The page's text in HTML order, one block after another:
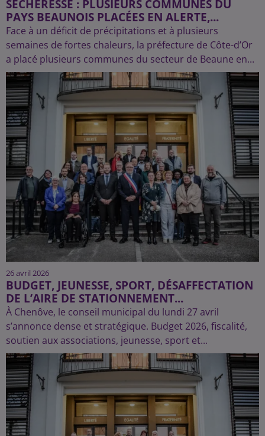
SÉCHERESSE : PLUSIEURS COMMUNES DU
PAYS BEAUNOIS PLACÉES EN ALERTE,...
Face à un déficit de précipitations et à plusieurs
semaines de fortes chaleurs, la préfecture de Côte-d’Or
a placé plusieurs communes du secteur de Beaune en...
26 avril 2026
BUDGET, JEUNESSE, SPORT, DÉSAFFECTATION
DE L’AIRE DE STATIONNEMENT...
À Chenôve, le conseil municipal du lundi 27 avril
s’annonce dense et stratégique. Budget 2026, fiscalité,
soutien aux associations, jeunesse, sport et...